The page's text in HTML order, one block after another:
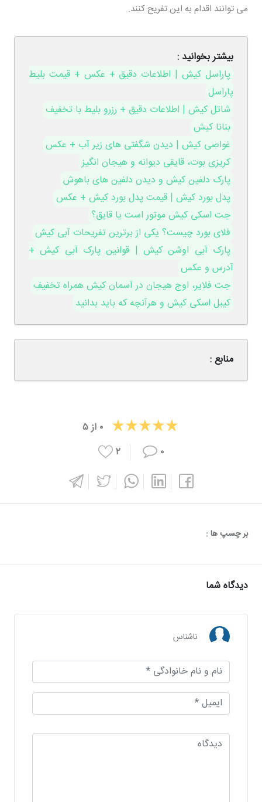
می توانند اقدام به این تفریح کنند.
بیشتر بخوانید :
پاراسل کیش | اطلاعات دقیق + عکس + قیمت بلیط
پاراسل
شاتل کیش | اطلاعات دقیق + رزرو بلیط با تخفیف
بنانا کیش
غواصی کیش | دیدن شگفتی های زیر آب + عکس
کریزی بوت، قایقی دیوانه و هیجان انگیز
پارک دلفین کیش و دیدن دلفین های باهوش
پدل بورد کیش | قیمت پدل بورد کیش + عکس
جت اسکی کیش موتور است یا قایق؟
فلای بورد چیست؟ یکی از برترین تفریحات آبی کیش
پارک آبی اوشن کیش | قوانین پارک آبی کیش +
آدرس و عکس
جت فلایر، اوج هیجان در آسمان کیش همراه تخفیف
کیبل اسکی کیش و هرآنچه که باید بدانید
منابع :
۰ از۵
۰
۲
بر چسپ ها :
دیدگاه شما
ناشناس